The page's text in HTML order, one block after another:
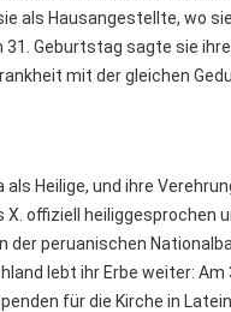
als Hausangestellte, wo
Geburtstag sagte sie
mit der gleichen
Heilige, und ihre
offiziell heiliggesprochen
der peruanischen
lebt ihr Erbe weiter:
für die Kirche in